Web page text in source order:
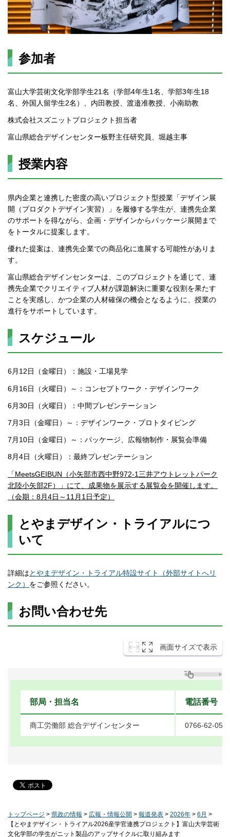
参加者
富山大学芸術文化学部学生21名（学部4年生1名、学部3年生18
名、外国人留学生2名）、内田教授、渡邉准教授、小南助教
株式会社スズニットプロジェクト担当者
富山県総合デザインセンター板野主任研究員、堀越主事
授業内容
県内企業と連携した密度の高いプロジェクト型授業「デザイン展
開（プロダクトデザイン実習）」を履修する学生が、連携先企業
のサポートを得ながら、企画・デザインからパッケージ展開まで
をトータルに提案します。
優れた提案は、連携先企業での商品化に進展する可能性がありま
す。
富山県総合デザインセンターは、このプロジェクトを通じて、連
携先企業でクリエイティブ人材が課題解決に重要な役割を果たす
ことを実感し、かつ企業の人材確保の機会となるように、授業の
進行をサポートしています。
スケジュール
6月12日（金曜日）：施設・工場見学
6月16日（火曜日）～：コンセプトワーク・デザインワーク
6月30日（火曜日）：中間プレゼンテーション
7月3日（金曜日）～：デザインワーク・プロトタイピング
7月10日（金曜日）～：パッケージ、広報物制作・展覧会準備
8月4日（火曜日）：最終プレゼンテーション
「MeetsGEIBUN（小矢部市西中野972-1三井アウトレットパーク
北陸小矢部2F）」にて、成果物を展示する展覧会を開催します。
（会期：8月4日～11月1日予定）
とやまデザイン・トライアルにつ
いて
詳細はとやまデザイン・トライアル特設サイト（外部サイトへリ
ンク） をご参照ください。
お問い合わせ先
画面サイズで表示
部局・担当名 電話番号
商工労働部 総合デザインセンター 0766-62-
トップページ > 県政の情報 > 広報・情報公開 > 報道発表 > 2026年 > 6月 >
【とやまデザイン・トライアル2026産学官連携プロジェクト】富山大学芸術
文化学部の学生がニット製品のアップサイクルに取り組みます